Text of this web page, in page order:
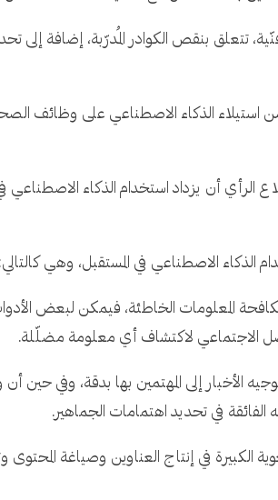
تتعلق بنقص الكوادر المُدرّبة، إضافة إلى
الذكاء الاصطناعي على وظائف
المشاركين في استطلاع الرأي أن يزداد استخدام
المعلومات الخاطئة، فيمكن لبعض الأدوات
الاجتماعي لاكتشاف أي معلومة مضلّلة.
الأخبار إلى المهتمين بها بدقة، وفي حين
في تحديد اهتمامات الجماهير.
في إنتاج العناوين وصياغة المحتوى